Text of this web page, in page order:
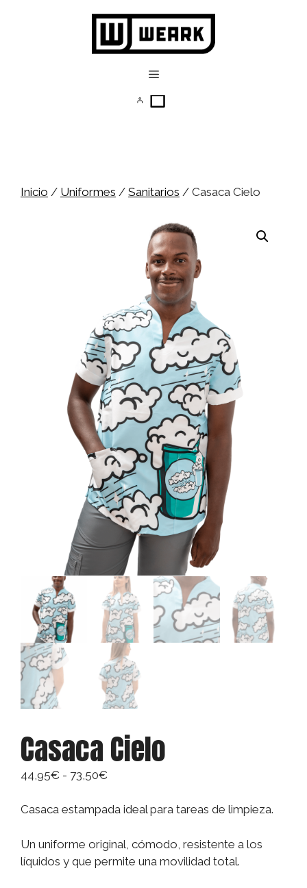
Menú
Inicio / Uniformes / Sanitarios / Casaca Cielo
Casaca Cielo
44,95€ - 73,50€
precios:
44,95€
hasta
Casaca estampada ideal para tareas de limpieza.
Un uniforme original, cómodo, resistente a los
líquidos y que permite una movilidad total.